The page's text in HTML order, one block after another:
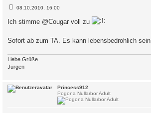
B
t
g
08.10.2010, 16:00
Ich stimme @Cougar voll zu
Sofort ab zum TA. Es kann lebensbedrohlich sein
Liebe Grüße.
Jürgen
Princess912
Pogona Nullarbor Adult